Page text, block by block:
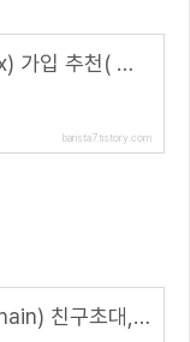
앱테크, 고팍스(Gopax) 가입 추천( 추천코드 : B7ZA4M )
barista7.tistory.com
앱테크, 폴체인(Poll chain) 친구초대, 150 POLL 에어드랍( 추천코드 : 2131245 )